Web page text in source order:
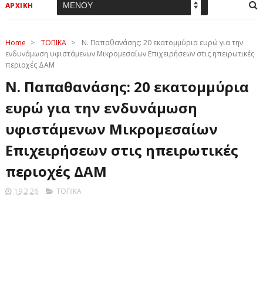
ΑΡΧΙΚΗ
Home > ΤΟΠΙΚΑ >
Ν. Παπαθανάσης: 20 εκατομμύρια ευρώ για την
ενδυνάμωση υφιστάμενων Μικρομεσαίων Επιχειρήσεων στις ηπειρωτικές
περιοχές ΔΑΜ
Ν. Παπαθανάσης: 20 εκατομμύρια
ευρώ για την ενδυνάμωση
υφιστάμενων Μικρομεσαίων
Επιχειρήσεων στις ηπειρωτικές
περιοχές ΔΑΜ
19.2.26 ΤΟΠΙΚΑ